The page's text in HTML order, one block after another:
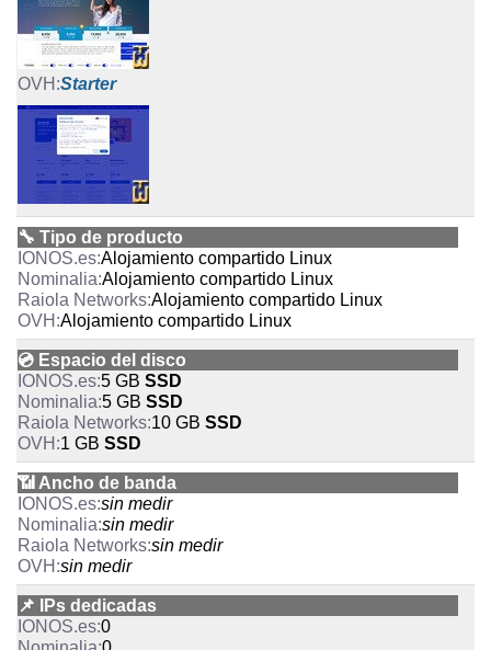
Starter
🔧 Tipo de producto
Alojamiento compartido Linux
Alojamiento compartido Linux
Alojamiento compartido Linux
Alojamiento compartido Linux
💿 Espacio del disco
5 GB SSD
5 GB SSD
10 GB SSD
1 GB SSD
📶 Ancho de banda
sin medir
sin medir
sin medir
sin medir
📌 IPs dedicadas
0